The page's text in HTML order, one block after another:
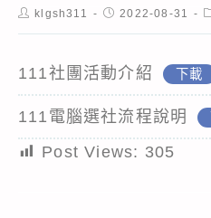
Postklgsh311
Post2022-08-31
111社團活動介紹 下載
111電腦選社流程說明
Post Views: 305